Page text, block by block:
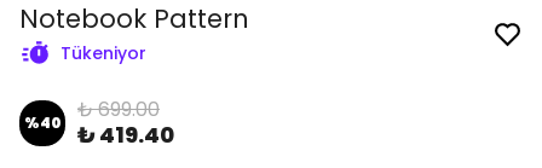
Notebook Pattern
Tükeniyor
%40 ₺ 699.00
₺ 419.40